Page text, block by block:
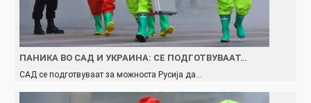
ПАНИКА ВО САД И УКРАИНА: СЕ ПОДГОТВУВААТ…
САД се подготвуваат за можноста Русија да…